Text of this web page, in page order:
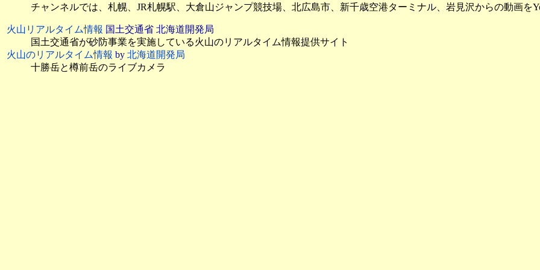
チャンネルでは、札幌、JR札幌駅、大倉山ジャンプ競技場、北広島市、新千歳空港ターミナル、岩見沢からの動画を
火山リアルタイム情報 国土交通省 北海道開発局
国土交通省が砂防事業を実施している火山のリアルタイム情報提供サイト
火山のリアルタイム情報 by 北海道開発局
十勝岳と樽前岳のライブカメラ